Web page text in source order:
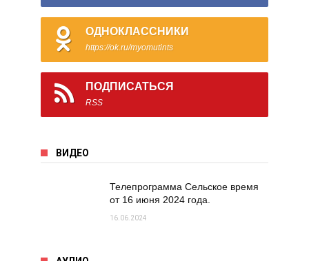
ОДНОКЛАССНИКИ
https://ok.ru/myomutints
ПОДПИСАТЬСЯ
RSS
ВИДЕО
Телепрограмма Сельское время
от 16 июня 2024 года.
16.06.2024